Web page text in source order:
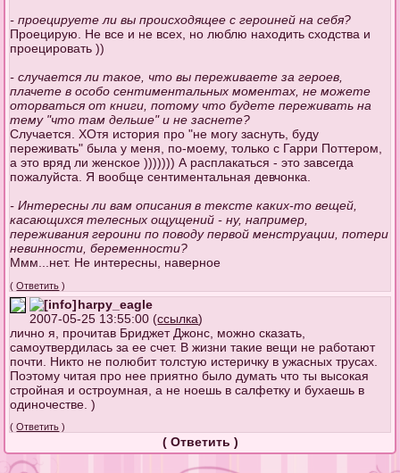
- проецируете ли вы происходящее с героиней на себя?
Проецирую. Не все и не всех, но люблю находить сходства и
проецировать ))
- случается ли такое, что вы переживаете за героев,
плачете в особо сентиментальных моментах, не можете
оторваться от книги, потому что будете переживать на
тему "что там дельше" и не заснете?
Случается. ХОтя история про "не могу заснуть, буду
переживать" была у меня, по-моему, только с Гарри Поттером,
а это вряд ли женское ))))))) А расплакаться - это завсегда
пожалуйста. Я вообще сентиментальная девчонка.
- Интересны ли вам описания в тексте каких-то вещей,
касающихся телесных ощущений - ну, например,
переживания героини по поводу первой менструации, потери
невинности, беременности?
Ммм...нет. Не интересны, наверное
(Ответить )
harpy_eagle
2007-05-25 13:55:00 (ссылка)
лично я, прочитав Бриджет Джонс, можно сказать,
самоутвердилась за ее счет. В жизни такие вещи не работают
почти. Никто не полюбит толстую истеричку в ужасных трусах.
Поэтому читая про нее приятно было думать что ты высокая
стройная и остроумная, а не ноешь в салфетку и бухаешь в
одиночестве. )
(Ответить )
( Ответить )